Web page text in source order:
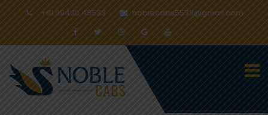
+91 99430 45533 noblecabs5533@gmail.com